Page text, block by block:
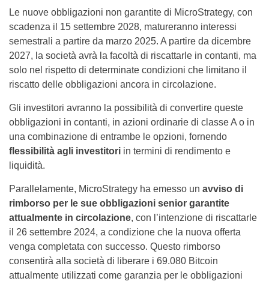
Le nuove obbligazioni non garantite di MicroStrategy, con
scadenza il 15 settembre 2028, matureranno interessi
semestrali a partire da marzo 2025. A partire da dicembre
2027, la società avrà la facoltà di riscattarle in contanti, ma
solo nel rispetto di determinate condizioni che limitano il
riscatto delle obbligazioni ancora in circolazione.
Gli investitori avranno la possibilità di convertire queste
obbligazioni in contanti, in azioni ordinarie di classe A o in
una combinazione di entrambe le opzioni, fornendo
flessibilità agli investitori in termini di rendimento e
liquidità.
Parallelamente, MicroStrategy ha emesso un avviso di
rimborso per le sue obbligazioni senior garantite
attualmente in circolazione, con l’intenzione di riscattarle
il 26 settembre 2024, a condizione che la nuova offerta
venga completata con successo. Questo rimborso
consentirà alla società di liberare i 69.080 Bitcoin
attualmente utilizzati come garanzia per le obbligazioni